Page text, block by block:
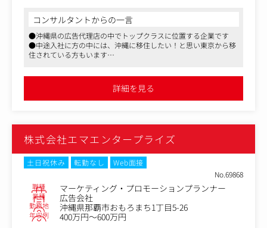
【変更の範囲】無
沖縄県の広告代理店の中でトップクラスに位置する企業で
す。
＜お任せするお仕事について＞
・クライアントの抱える課題を見つけ、広告やプロモーシ
・クライアントとクリエイターと企業の間に立ち、広告制
＜クライアントについて＞
オリオンビール、au沖縄セルラー、沖縄明治乳業などの大
琉球新報社などの地元企業の他、沖縄県をメインに行政か
らの依頼もあります。
沖縄を中心に観光業界や地域発展にも貢献する広告を作成
しています。
コンサルタントからの一言
●沖縄県の広告代理店の中でトップクラスに位置する企業です
●中途入社に方の中には、沖縄に移住したい！と思い東京から移
住されている方もいます
詳細を見る
株式会社エマエンタープライズ
土日祝休み 転勤なし
Web面接
No.69868
職種 マーケティング・プロモーションプランナー
業種 広告会社
勤務地 沖縄県那覇市おもろまち1丁目5-26
年収例
400万円～600万円